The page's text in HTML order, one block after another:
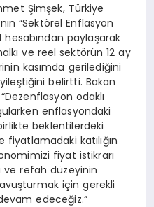
Şimşek, Türkiye
“Sektörel Enflasyon
hesabından paylaşarak
ve reel sektörün 12 ay
kasımda gerilediğini
belirtti. Bakan
odaklı
enflasyondaki
beklentilerdeki
katılığın
fiyat istikrarı
ve refah düzeyinin
için gerekli
edeceğiz.”